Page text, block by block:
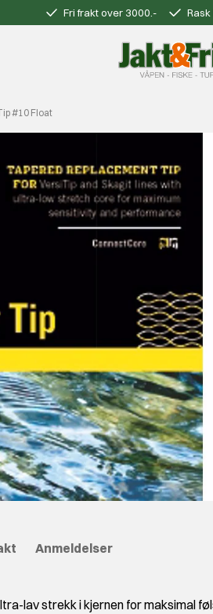
Fri frakt over 3000.-
#10 Float
Anmeldelser
lav strekk i kjernen for maksimal